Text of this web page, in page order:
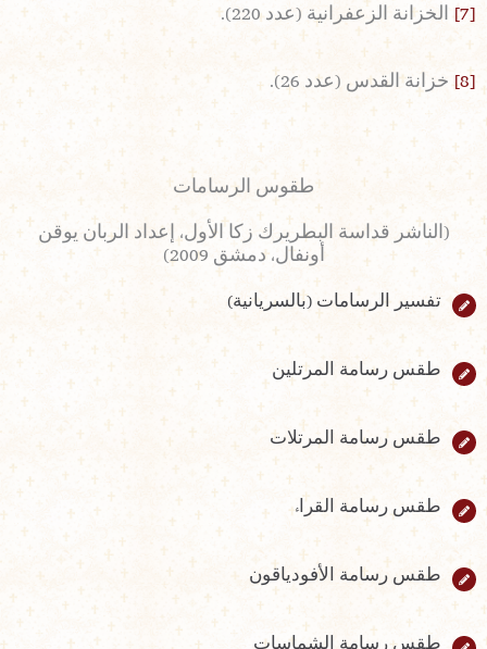
[7] الخزانة الزعفرانية (عدد 220).
[8] خزانة القدس (عدد 26).
(الناشر قداسة البطريرك زكا الأول، إعداد الربان يوقن
أونفال، دمشق 2009)
تفسير الرسامات (بالسريانية)
طقس رسامة المرتلين
طقس رسامة المرتلات
طقس رسامة القراء
طقس رسامة الأفودياقون